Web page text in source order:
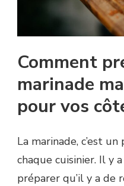
Comment
marinade
pour vos
La marinade, c’est
chaque cuisinier. Il y
préparer qu’il y a de